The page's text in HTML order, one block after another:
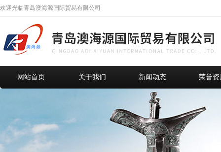
欢迎光临青岛澳海源国际贸易有限公司
网站首页 关于我们 新闻动态 荣誉资